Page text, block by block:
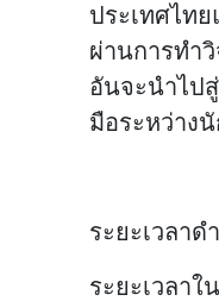
ประเทศไท
ผ่านการทำ
อันจะนำไป
มือระหว่าง
ระยะเวลาด
ระยะเวลาใ